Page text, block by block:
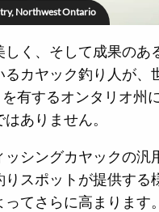
Northwest Ontario
しく、そして成果のあ
るカヤック釣り人が、
を有するオンタリオ州
ありません。
ッシングカヤックの汎
りスポットが提供する
ってさらに高まります